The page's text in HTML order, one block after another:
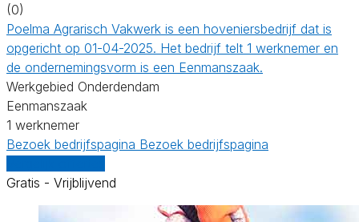
(0)
Poelma Agrarisch Vakwerk is een hoveniersbedrijf dat is
opgericht op 01-04-2025. Het bedrijf telt 1 werknemer en
de ondernemingsvorm is een Eenmanszaak.
Werkgebied Onderdendam
Eenmanszaak
1 werknemer
Bezoek bedrijfspagina Bezoek bedrijfspagina
Gratis - Vrijblijvend